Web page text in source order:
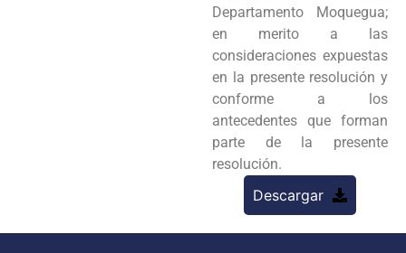
Departamento Moquegua;
en merito a las
consideraciones expuestas
en la presente resolución y
conforme a los
antecedentes que forman
parte de la presente
resolución.
Descargar